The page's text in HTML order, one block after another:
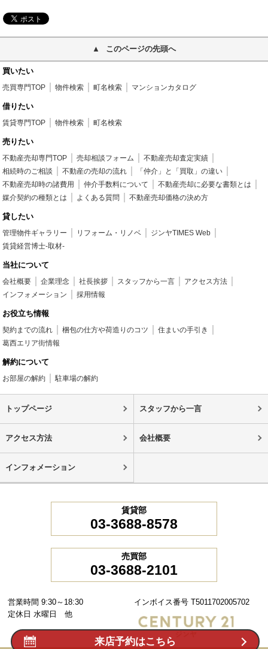
このページの先頭へ
買いたい
売買専門TOP 物件検索 町名検索 マンションカタログ
借りたい
賃貸専門TOP 物件検索 町名検索
売りたい
不動産売却専門TOP 売却相談フォーム
不動産売却査定実績
相続時のご相談
不動産の売却の流れ
「仲介」と「買取」の違い
不動産売却時の諸費用
仲介手数料について
不動産売却に必要な書類とは
媒介契約の種類とは
よくある質問 不動産売却価格の決め方
貸したい
管理物件ギャラリー リフォーム・リノベ
ジンヤTIMES Web
賃貸経営博士-取材-
当社について
会社概要 企業理念 社長挨拶 スタッフから一言
アクセス方法
インフォメーション
採用情報
お役立ち情報
契約までの流れ 梱包の仕方や荷造りのコツ
住まいの手引き
葛西エリア街情報
解約について
お部屋の解約 駐車場の解約
トップページ スタッフから一言
アクセス方法 会社概要
インフォメーション
賃貸部
03-3688-8578
売買部
03-3688-2101
営業時間 9:30～18:30
定休日 水曜日 他
インボイス番号 T5011702005702
来店予約はこちら